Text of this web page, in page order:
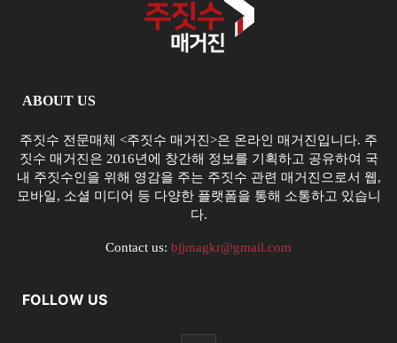
ABOUT US
주짓수 전문매체 <주짓수 매거진>은 온라인 매거진입니다. 주
짓수 매거진은 2016년에 창간해 정보를 기획하고 공유하여 국
내 주짓수인을 위해 영감을 주는 주짓수 관련 매거진으로서 웹,
모바일, 소셜 미디어 등 다양한 플랫폼을 통해 소통하고 있습니
다.
Contact us: bjjmagkr@gmail.com
FOLLOW US